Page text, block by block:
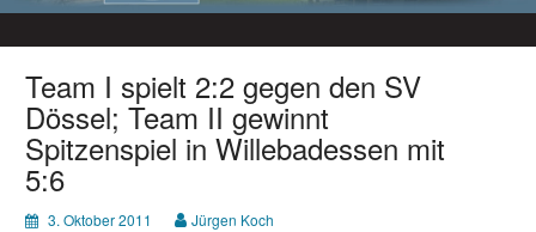
Team I spielt 2:2 gegen den SV
Dössel; Team II gewinnt
Spitzenspiel in Willebadessen mit
5:6
3. Oktober 2011 Jürgen Koch